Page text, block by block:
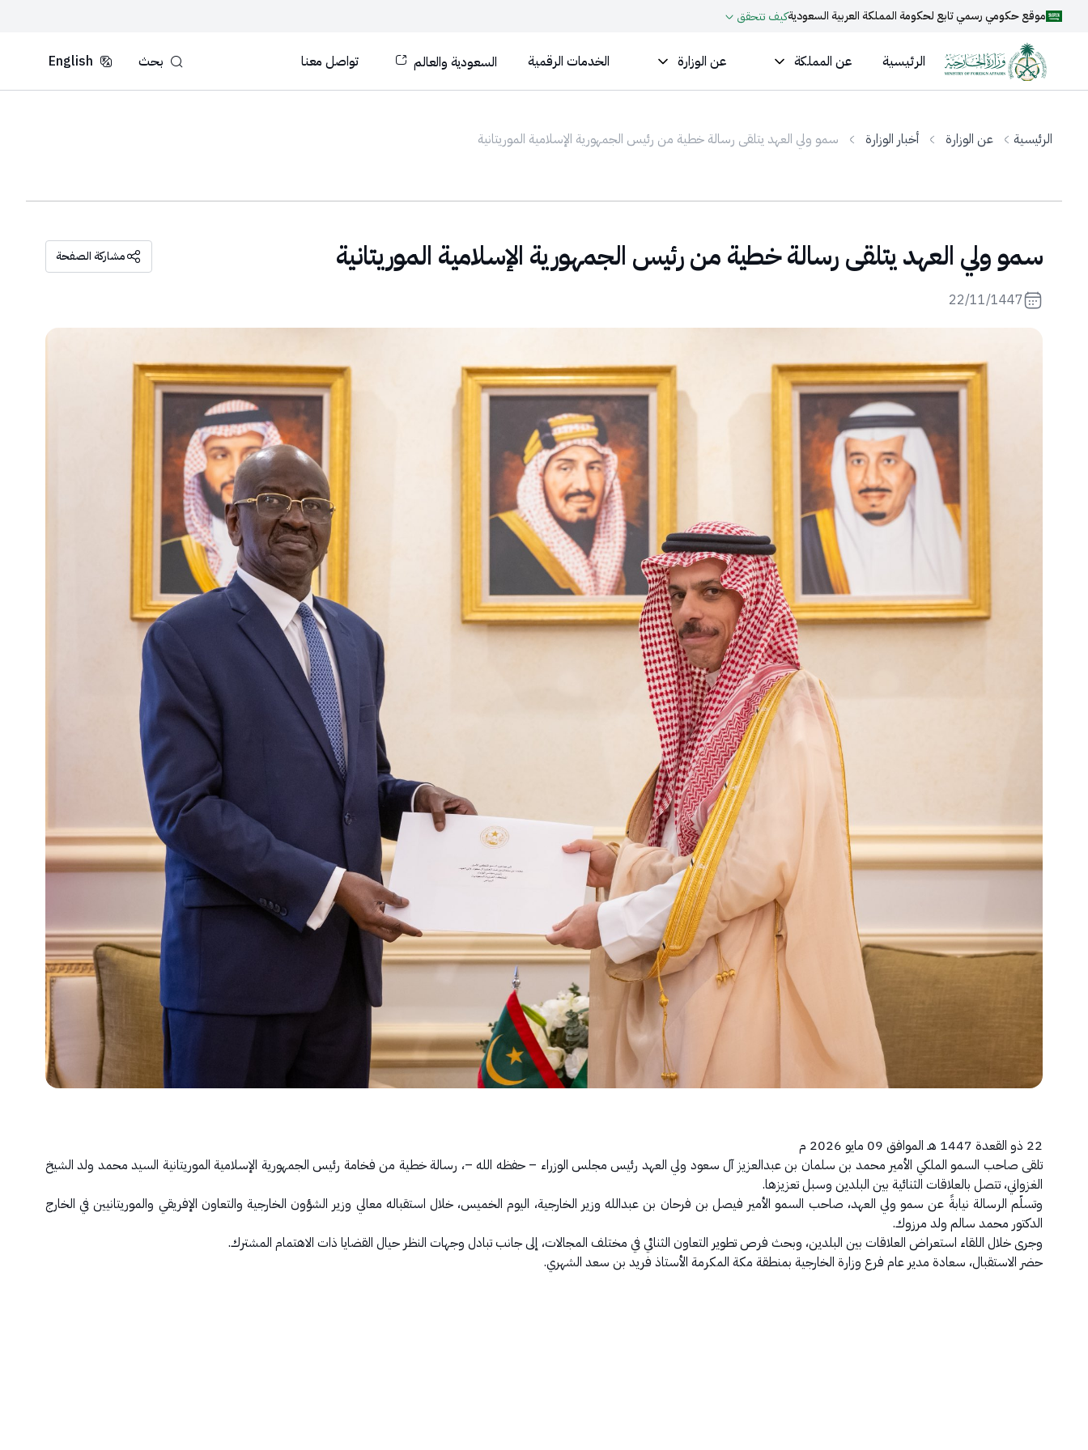
موقع حكومي رسمي تابع لحكومة المملكة العربية السعوديةكيف تتحقق
الرئيسية عن المملكة عن الوزارة الخدمات الرقمية السعودية والعالم تواصل معنا بحث English
الرئيسية عن الوزارة أخبار الوزارة سمو ولي العهد يتلقى رسالة خطية من رئيس الجمهورية الإسلامية الموريتانية
سمو ولي العهد يتلقى رسالة خطية من رئيس الجمهورية الإسلامية الموريتانية مشاركة الصفحة
22/11/1447
22 ذو القعدة 1447 هـ الموافق 09 مايو 2026 م
تلقى صاحب السمو الملكي الأمير محمد بن سلمان بن عبدالعزيز آل سعود ولي العهد رئيس مجلس الوزراء – حفظه الله –، رسالة خطية من فخامة رئيس الجمهورية الإسلامية الموريتانية السيد محمد ولد الشيخ
الغزواني، تتصل بالعلاقات الثنائية بين البلدين وسبل تعزيزها.
وتسلّم الرسالة نيابةً عن سمو ولي العهد، صاحب السمو الأمير فيصل بن فرحان بن عبدالله وزير الخارجية، اليوم الخميس، خلال استقباله معالي وزير الشؤون الخارجية والتعاون الإفريقي والموريتانيين في الخارج
الدكتور محمد سالم ولد مرزوك.
وجرى خلال اللقاء استعراض العلاقات بين البلدين، وبحث فرص تطوير التعاون الثنائي في مختلف المجالات، إلى جانب تبادل وجهات النظر حيال القضايا ذات الاهتمام المشترك.
حضر الاستقبال، سعادة مدير عام فرع وزارة الخارجية بمنطقة مكة المكرمة الأستاذ فريد بن سعد الشهري.